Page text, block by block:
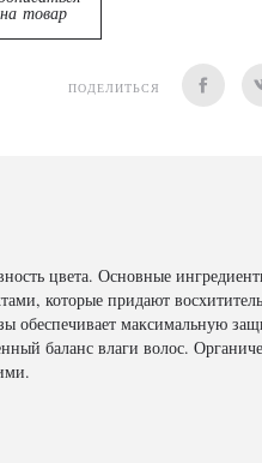
на товар
ПОДЕЛИТЬСЯ
цвета. Основные
которые придают
обеспечивает максимальную
баланс влаги волос.